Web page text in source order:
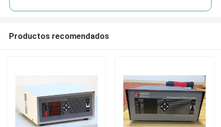
Productos recomendados